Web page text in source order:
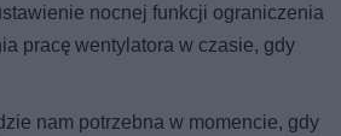
nocnej funkcji ograniczenia
pracę wentylatora w czasie, gdy
nam potrzebna w momencie, gdy